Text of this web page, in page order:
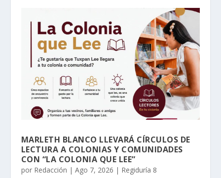
MARLETH BLANCO LLEVARÁ CÍRCULOS DE
LECTURA A COLONIAS Y COMUNIDADES
CON “LA COLONIA QUE LEE”
por Redacción | Ago 7, 2026 | Regiduría 8